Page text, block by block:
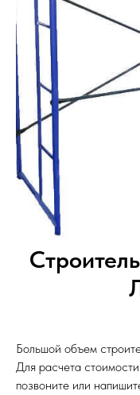
Большой объем
Для расчета
позвоните или